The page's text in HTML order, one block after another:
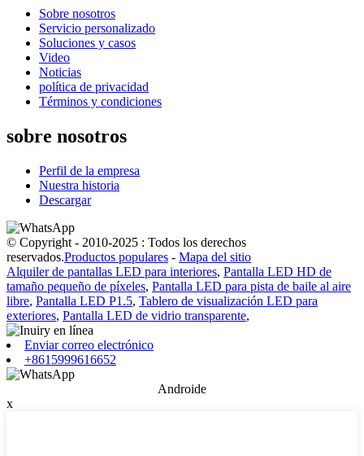
Sobre nosotros
Servicio personalizado
Soluciones y casos
Video
Noticias
política de privacidad
Términos y condiciones
sobre nosotros
Perfil de la empresa
Nuestra historia
Descargar
© Copyright - 2010-2025 : Todos los derechos
reservados.Productos populares - Mapa del sitio
Alquiler de pantallas LED para interiores, Pantalla LED HD de
tamaño pequeño de píxeles, Pantalla LED para pista de baile al aire
libre, Pantalla LED P1.5, Tablero de visualización LED para
exteriores, Pantalla LED de vidrio transparente,
Enviar correo electrónico
+8615999616652
Androide
x